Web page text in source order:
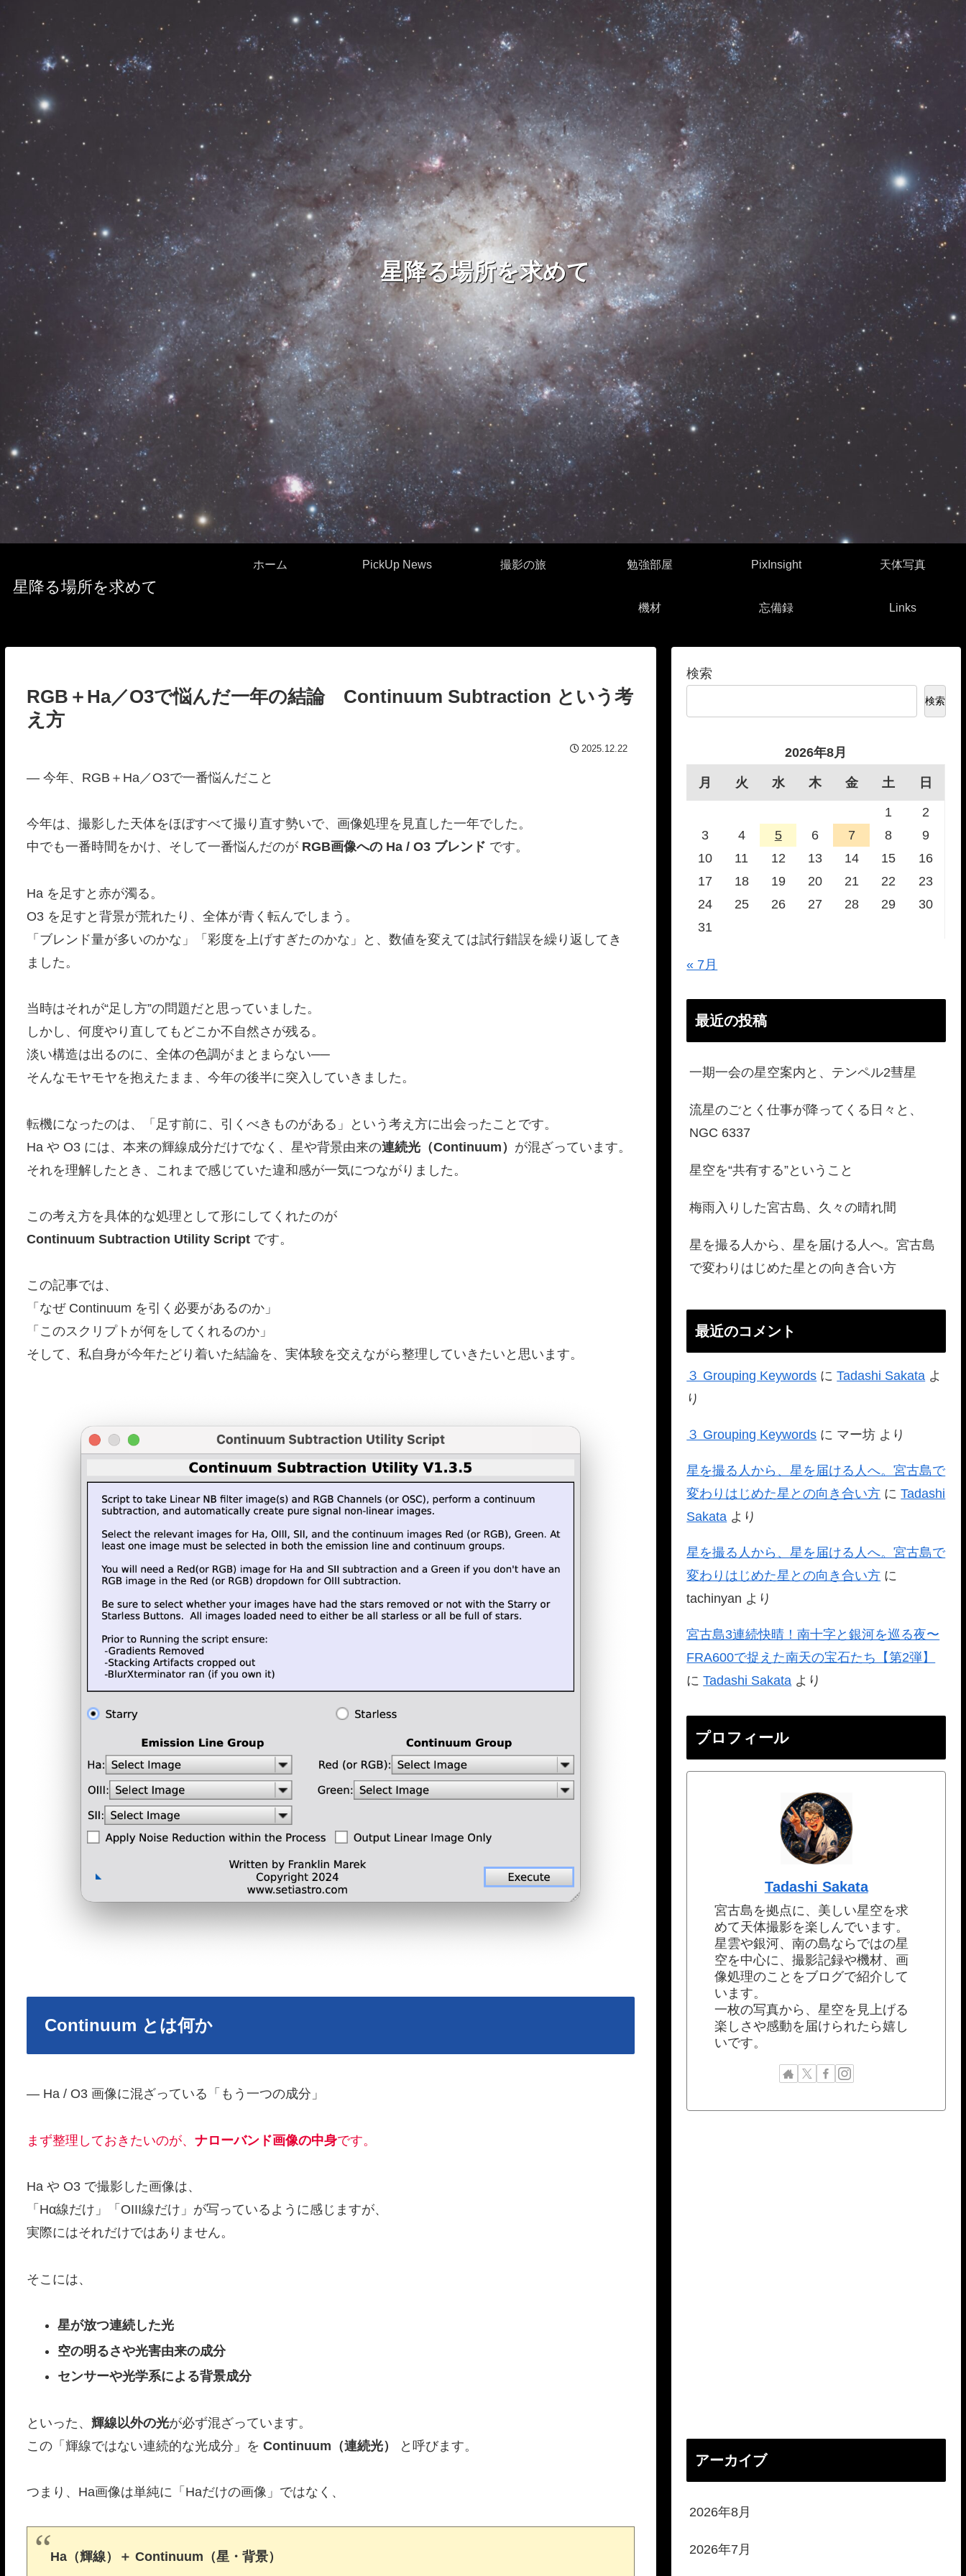
星降る場所を求めて
星降る場所を求めて
ホーム PickUp News 撮影の旅 勉強部屋 PixInsight 天体写真
機材 忘備録 Links
RGB＋Ha／O3で悩んだ一年の結論 Continuum Subtraction という考
え方
2025.12.22
― 今年、RGB＋Ha／O3で一番悩んだこと
今年は、撮影した天体をほぼすべて撮り直す勢いで、画像処理を見直した一年でした。
中でも一番時間をかけ、そして一番悩んだのが RGB画像への Ha / O3 ブレンド です。
Ha を足すと赤が濁る。
O3 を足すと背景が荒れたり、全体が青く転んでしまう。
「ブレンド量が多いのかな」「彩度を上げすぎたのかな」と、数値を変えては試行錯誤を繰り返してき
ました。
当時はそれが“足し方”の問題だと思っていました。
しかし、何度やり直してもどこか不自然さが残る。
淡い構造は出るのに、全体の色調がまとまらない──
そんなモヤモヤを抱えたまま、今年の後半に突入していきました。
転機になったのは、「足す前に、引くべきものがある」という考え方に出会ったことです。
Ha や O3 には、本来の輝線成分だけでなく、星や背景由来の連続光（Continuum） が混ざっています。
それを理解したとき、これまで感じていた違和感が一気につながりました。
この考え方を具体的な処理として形にしてくれたのが
Continuum Subtraction Utility Scriptです。
この記事では、
「なぜ Continuum を引く必要があるのか」
「このスクリプトが何をしてくれるのか」
そして、私自身が今年たどり着いた結論を、実体験を交えながら整理していきたいと思います。
Continuum とは何か
― Ha / O3 画像に混ざっている「もう一つの成分」
まず整理しておきたいのが、 ナローバンド画像の中身です。
Ha や O3 で撮影した画像は、
「Hα線だけ」「OIII線だけ」が写っているように感じますが、
実際にはそれだけではありません。
そこには、
星が放つ連続した光
空の明るさや光害由来の成分
センサーや光学系による背景成分
といった、 輝線以外の光が必ず混ざっています。
この「輝線ではない連続的な光成分」を Continuum（連続光） と呼びます。
つまり、Ha画像は単純に「Haだけの画像」ではなく、
Ha（輝線）＋ Continuum（星・背景）
検索
検索
2026年8月
月 火 水 木 金 土 日
1
2
3
4 5 6 7 8
9
10
11 12 13 14 15
16
17
18 19 20 21 22
23
24
25 26 27 28 29
30
31
« 7月
最近の投稿
一期一会の星空案内と、テンペル2彗星
流星のごとく仕事が降ってくる日々と、
NGC 6337
星空を“共有する”ということ
梅雨入りした宮古島、久々の晴れ間
星を撮る人から、星を届ける人へ。宮古島
で変わりはじめた星との向き合い方
最近のコメント
３ Grouping Keywords にTadashi Sakata よ
り
３ Grouping Keywords に マー坊 より
星を撮る人から、星を届ける人へ。宮古島で
変わりはじめた星との向き合い方 にTadashi
Sakata より
星を撮る人から、星を届ける人へ。宮古島で
変わりはじめた星との向き合い方 に
tachinyan より
宮古島3連続快晴！南十字と銀河を巡る夜〜
FRA600で捉えた南天の宝石たち【第2弾】
にTadashi Sakata より
プロフィール
Tadashi Sakata
宮古島を拠点に、美しい星空を求
めて天体撮影を楽しんでいます。
星雲や銀河、南の島ならではの星
空を中心に、撮影記録や機材、画
像処理のことをブログで紹介して
います。
一枚の写真から、星空を見上げる
楽しさや感動を届けられたら嬉し
いです。
アーカイブ
2026年8月
2026年7月